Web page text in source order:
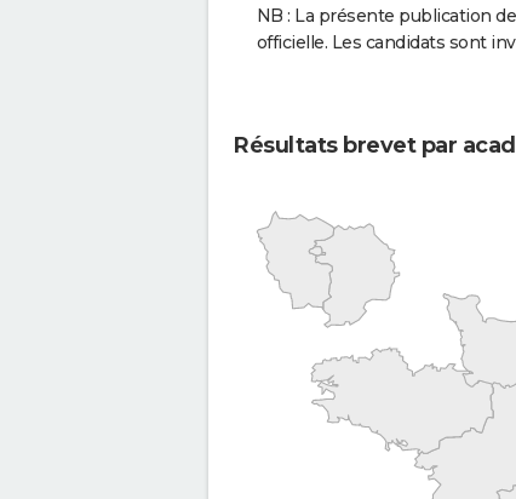
NB : La présente publication
officielle. Les candidats sont
Résultats brevet par